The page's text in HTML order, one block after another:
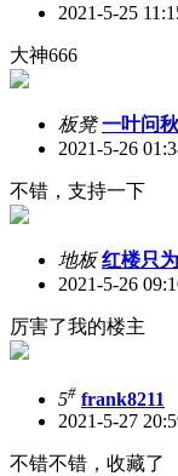
2021-5-25
大神666
板凳 一叶问秋
2021-5-26
不错，支持一下
地板 红楼只
2021-5-26
厉害了我的楼主
5# frank8211
2021-5-27
不错不错，收藏了